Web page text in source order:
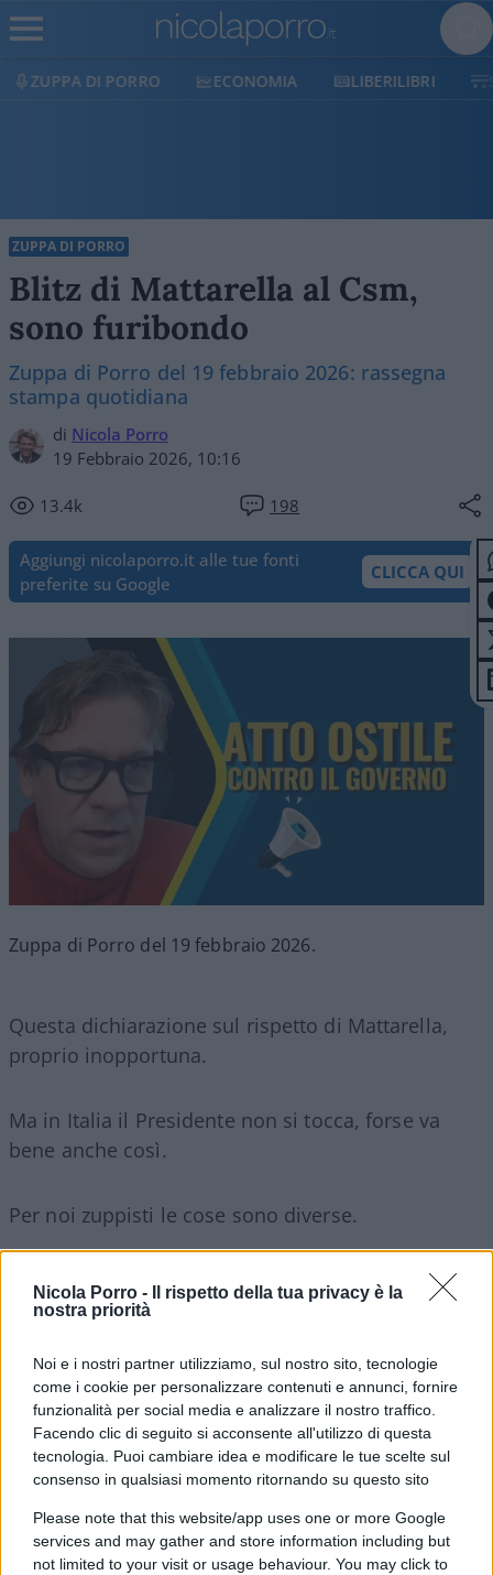
Nicola Porro -
Il rispetto della tua privacy è la
nostra priorità
Noi e i nostri partner utilizziamo, sul nostro sito, tecnologie
come i cookie per personalizzare contenuti e annunci, fornire
funzionalità per social media e analizzare il nostro traffico.
Facendo clic di seguito si acconsente all'utilizzo di questa
tecnologia. Puoi cambiare idea e modificare le tue scelte sul
consenso in qualsiasi momento ritornando su questo sito
Please note that this website/app uses one or more Google
services and may gather and store information including but
not limited to your visit or usage behaviour. You may click to
ECONOMIA LIBERILIBRI SHOP SOSTIENICI
ZUPPA DI PORRO
Blitz di Mattarella al Csm,
sono furibondo
Zuppa di Porro del 19 febbraio 2026: rassegna
stampa quotidiana
di Nicola Porro
19 Febbraio 2026, 10:16
13.4k 198
Aggiungi nicolaporro.it alle tue fonti
preferite su Google
CLICCA QUI
Zuppa di Porro del 19 febbraio 2026.
Questa dichiarazione sul rispetto di Mattarella,
proprio inopportuna.
Ma in Italia il Presidente non si tocca, forse va
bene anche così.
Per noi zuppisti le cose sono diverse.
La tassa Rakete titola giustamente il Tempo.
Il decreto bollette.
Lagarde lascia la Bce per far scegliere Macron.
Ferrara stupendo sugli antifa: da leggere.